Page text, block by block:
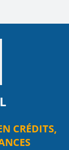
CRÉDITS,